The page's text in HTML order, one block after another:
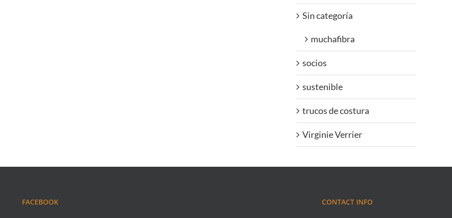
Sin categoría
muchafibra
socios
sustenible
trucos de costura
Virginie Verrier
FACEBOOK CONTACT INFO